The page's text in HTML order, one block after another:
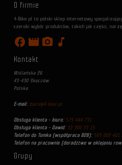
O firmie
4-Bike.pl to polski sklep internetowy
szeroki wybór produktów, takich jak części,
facebook movie photo_camera music_note
Kontakt
Wiślańska 26
43-430 Skoczów
Polska
E-mail: biuro@4-bike.pl
Obsługa klienta - biuro: 575 444 731
Obsługa klienta - Dawid: 33 300 33 15
Telefon do Tomka (współpraca B2B): 505 002 401
Telefon na pracownie (doradztwo w oklejaniu
Grupy